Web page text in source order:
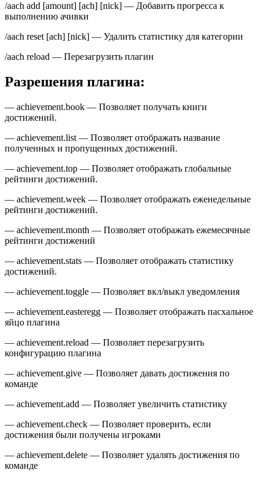
/aach add [amount] [ach] [nick] — Добавить прогресса к
выполнению ачивки
/aach reset [ach] [nick] — Удалить статистику для категории
/aach reload — Перезагрузить плагин
Разрешения плагина:
— achievement.book — Позволяет получать книги
достижений.
— achievement.list — Позволяет отображать название
полученных и пропущенных достижений.
— achievement.top — Позволяет отображать глобальные
рейтинги достижений.
— achievement.week — Позволяет отображать еженедельные
рейтинги достижений.
— achievement.month — Позволяет отображать ежемесячные
рейтинги достижений
— achievement.stats — Позволяет отображать статистику
достижений.
— achievement.toggle — Позволяет вкл/выкл уведомления
— achievement.easteregg — Позволяет отображать пасхальное
яйцо плагина
— achievement.reload — Позволяет перезагрузить
конфигурацию плагина
— achievement.give — Позволяет давать достижения по
команде
— achievement.add — Позволяет увеличить статистику
— achievement.check — Позволяет проверить, если
достижения были получены игроками
— achievement.delete — Позволяет удалять достижения по
команде